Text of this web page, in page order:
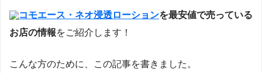
コモエース・ネオ浸透ローションを最安値で売っている
お店の情報をご紹介します！
こんな方のために、この記事を書きました。